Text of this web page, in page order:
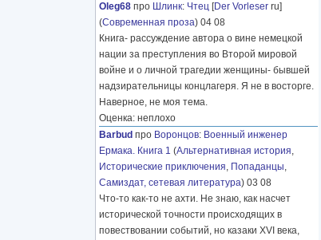
Oleg68 про Шлинк: Чтец [Der Vorleser ru]
(Современная проза) 04 08
Книга- рассуждение автора о вине немецкой
нации за преступления во Второй мировой
войне и о личной трагедии женщины- бывшей
надзирательницы концлагеря. Я не в восторге.
Наверное, не моя тема.
Оценка: неплохо
Barbud про Воронцов: Военный инженер
Ермака. Книга 1 (Альтернативная история,
Исторические приключения, Попаданцы,
Самиздат, сетевая литература) 03 08
Что-то как-то не ахти. Не знаю, как насчет
исторической точности происходящих в
повествовании событий, но казаки XVI века,